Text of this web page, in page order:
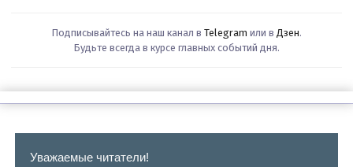
Подписывайтесь на наш канал в Telegram или в Дзен.
Будьте всегда в курсе главных событий дня.
Уважаемые читатели!